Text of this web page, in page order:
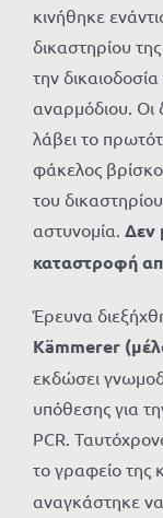
κινήθηκε
δικαστηρίου
την
αναρμόδιου. Οι
λάβει το
φάκελος
του
αστυνομία. Δεν
καταστροφή
Έρευνα
Κämmerer
εκδώσει
υπόθεσης για
PCR.
το γραφείο της
αναγκάστηκε